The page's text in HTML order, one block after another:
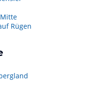
Rügen